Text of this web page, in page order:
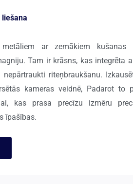
ar zemākiem kušanas
Tam ir krāsns, kas integrēta
riteņbraukšanu.
kameras veidnē, Padarot to
kas prasa precīzu izmēru
īpašības.